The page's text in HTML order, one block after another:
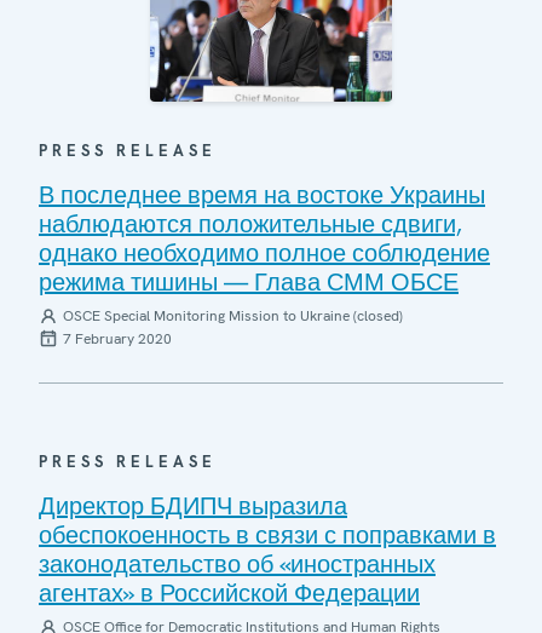
PRESS RELEASE
В последнее время на востоке Украины
наблюдаются положительные сдвиги,
однако необходимо полное соблюдение
режима тишины — Глава СММ ОБСЕ
OSCE Special Monitoring Mission to Ukraine (closed)
7 February 2020
PRESS RELEASE
Директор БДИПЧ выразила
обеспокоенность в связи с поправками в
законодательство об «иностранных
агентах» в Российской Федерации
OSCE Office for Democratic Institutions and Human Rights